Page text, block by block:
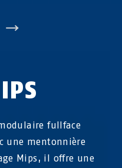
fullface
une mentonnière
Mips, il offre une